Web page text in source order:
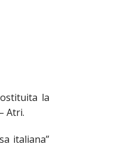
la
Atri.
italiana”